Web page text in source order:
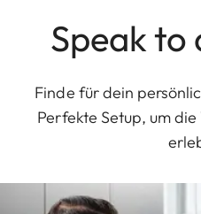
Speak to
Finde für dein
Perfekte Setup, um